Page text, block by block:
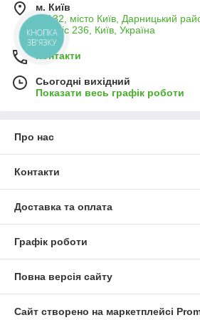
м. Київ
02132, місто Київ, Дарницький
Б, офіс 236, Київ, Україна
Контакти
Сьогодні вихідний
Показати весь графік роботи
Про нас
Контакти
Доставка та оплата
Графік роботи
Повна версія сайту
Сайт створено на маркетплейсі
КНОПКА
ЗВ'ЯЗКУ